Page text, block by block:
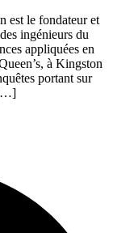
est le fondateur et
ingénieurs du
appliquées en
à Kingston
portant sur
[…]